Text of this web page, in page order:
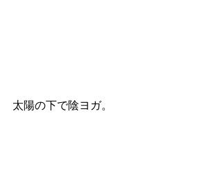
太陽の下で陰ヨガ。